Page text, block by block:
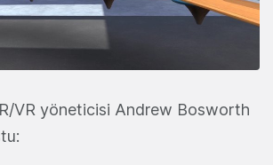
VR yöneticisi Andrew Bosworth